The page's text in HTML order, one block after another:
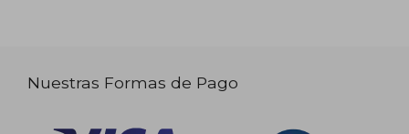
Nuestras Formas de Pago